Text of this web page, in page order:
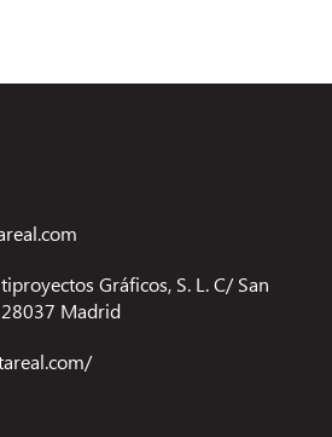
Gráficos, S. L. C/ San
Madrid